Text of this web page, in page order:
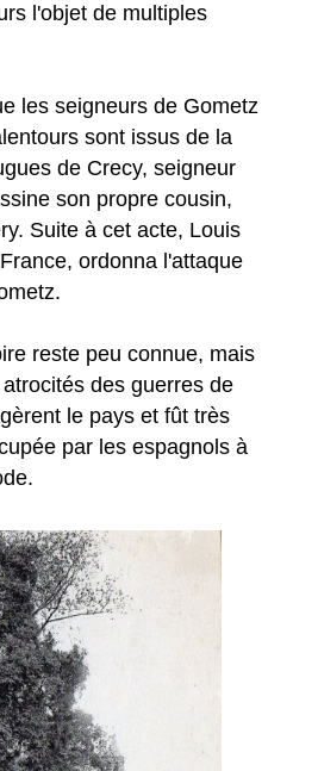
l'objet de multiples
les seigneurs de Gometz
sont issus de la
de Crecy, seigneur
son propre cousin,
Suite à cet acte, Louis
ordonna l'attaque
reste peu connue, mais
des guerres de
le pays et fût très
par les espagnols à